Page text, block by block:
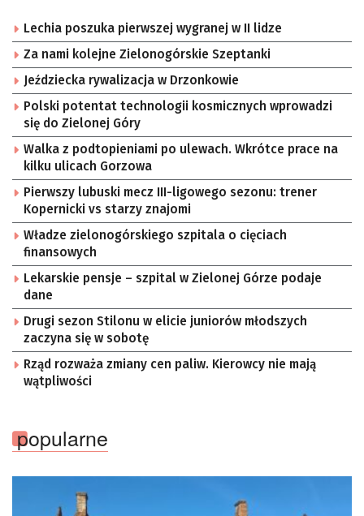
Lechia poszuka pierwszej wygranej w II lidze
Za nami kolejne Zielonogórskie Szeptanki
Jeździecka rywalizacja w Drzonkowie
Polski potentat technologii kosmicznych wprowadzi
się do Zielonej Góry
Walka z podtopieniami po ulewach. Wkrótce prace na
kilku ulicach Gorzowa
Pierwszy lubuski mecz III-ligowego sezonu: trener
Kopernicki vs starzy znajomi
Władze zielonogórskiego szpitala o cięciach
finansowych
Lekarskie pensje – szpital w Zielonej Górze podaje
dane
Drugi sezon Stilonu w elicie juniorów młodszych
zaczyna się w sobotę
Rząd rozważa zmiany cen paliw. Kierowcy nie mają
wątpliwości
popularne